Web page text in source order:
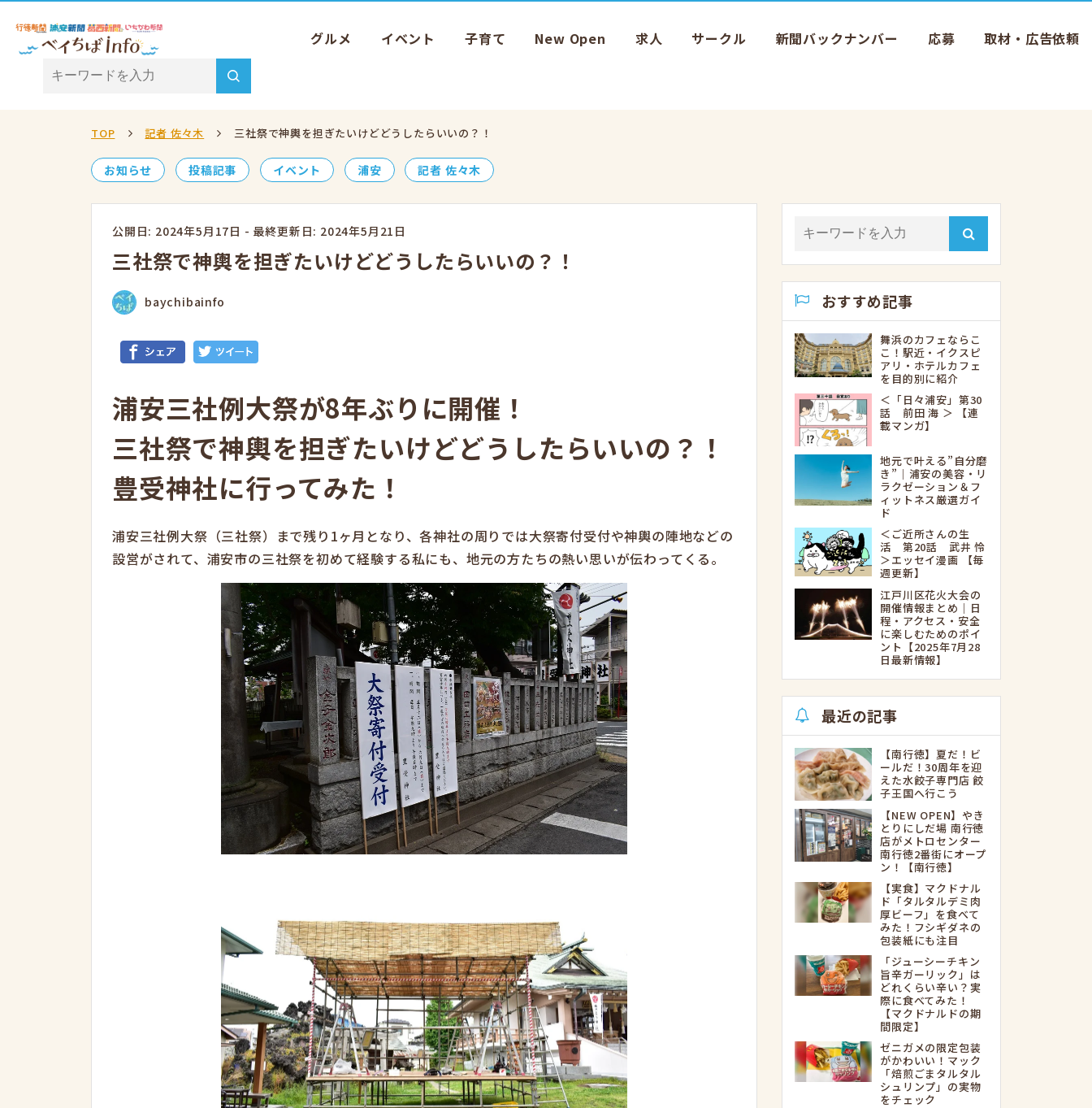
グルメ イベント 子育て New Open 求人 サークル 新聞バックナンバー 応募 取材・広告依頼
TOP 記者 佐々木 三社祭で神輿を担ぎたいけどどうしたらいいの？！
お知らせ 投稿記事 イベント 浦安 記者 佐々木
公開日: 2024年5月17日 - 最終更新日: 2024年5月21日
三社祭で神輿を担ぎたいけどどうしたらいいの？！
baychibainfo
浦安三社例大祭が8年ぶりに開催！
三社祭で神輿を担ぎたいけどどうしたらいいの？！
豊受神社に行ってみた！
浦安三社例大祭（三社祭）まで残り1ヶ月となり、各神社の周りでは大祭寄付受付や神輿の陣地などの
設営がされて、浦安市の三社祭を初めて経験する私にも、地元の方たちの熱い思いが伝わってくる。
おすすめ記事
舞浜のカフェならこ
こ！駅近・イクスピ
アリ・ホテルカフェ
を目的別に紹介
＜「日々浦安」第30
話 前田 海 ＞ 【連
載マンガ】
地元で叶える”自分磨
き”｜浦安の美容・リ
ラクゼーション＆フ
ィットネス厳選ガイ
ド
＜ご近所さんの生
活 第20話 武井 怜
＞エッセイ漫画 【毎
週更新】
江戸川区花火大会の
開催情報まとめ｜日
程・アクセス・安全
に楽しむためのポイ
ント【2025年7月28
日最新情報】
最近の記事
【南行徳】夏だ！ビ
ールだ！30周年を迎
えた水餃子専門店 餃
子王国へ行こう
【NEW OPEN】やき
とりにしだ場 南行徳
店がメトロセンター
南行徳2番街にオープ
ン！【南行徳】
【実食】マクドナル
ド「タルタルデミ肉
厚ビーフ」を食べて
みた！フシギダネの
包装紙にも注目
「ジューシーチキン
旨辛ガーリック」は
どれくらい辛い？実
際に食べてみた！
【マクドナルドの期
間限定】
ゼニガメの限定包装
がかわいい！マック
「焙煎ごまタルタル
シュリンプ」の実物
をチェック